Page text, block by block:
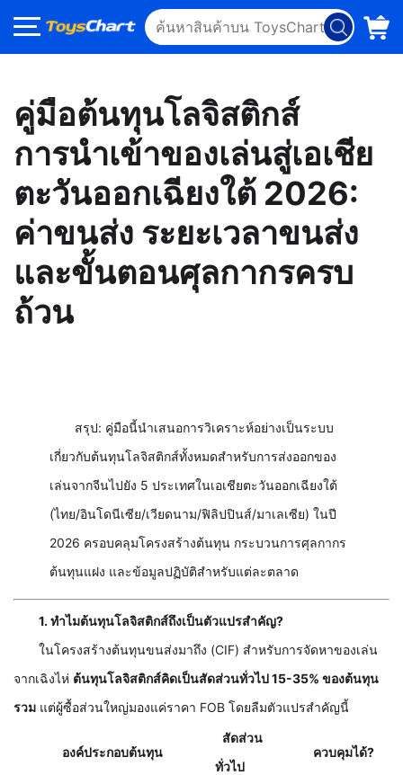
คู่มือต้นทุนโลจิสติกส์
การนำเข้าของเล่นสู่เอเชีย
ตะวันออกเฉียงใต้ 2026:
ค่าขนส่ง ระยะเวลาขนส่ง
และขั้นตอนศุลกากรครบ
ถ้วน
สรุป: คู่มือนี้นำเสนอการวิเคราะห์อย่างเป็นระบบ
เกี่ยวกับต้นทุนโลจิสติกส์ทั้งหมดสำหรับการส่งออกของ
เล่นจากจีนไปยัง 5 ประเทศในเอเชียตะวันออกเฉียงใต้
(ไทย/อินโดนีเซีย/เวียดนาม/ฟิลิปปินส์/มาเลเซีย) ในปี
2026 ครอบคลุมโครงสร้างต้นทุน กระบวนการศุลกากร
ต้นทุนแฝง และข้อมูลปฏิบัติสำหรับแต่ละตลาด
1. ทำไมต้นทุนโลจิสติกส์ถึงเป็นตัวแปรสำคัญ?
ในโครงสร้างต้นทุนขนส่งมาถึง (CIF) สำหรับการจัดหาของเล่น
จากเฉิงไห่ ต้นทุนโลจิสติกส์คิดเป็นสัดส่วนทั่วไป 15-35% ของต้นทุน
รวม แต่ผู้ซื้อส่วนใหญ่มองแค่ราคา FOB โดยลืมตัวแปรสำคัญนี้
องค์ประกอบต้นทุน
สัดส่วน
ทั่วไป
ควบคุมได้?